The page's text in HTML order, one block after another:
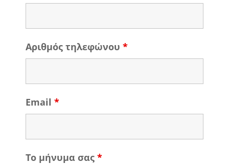
Αριθμός τηλεφώνου *
Email *
Το μήνυμα σας *